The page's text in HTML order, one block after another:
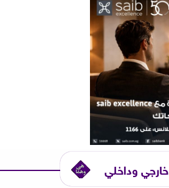
خارجي وداخلي